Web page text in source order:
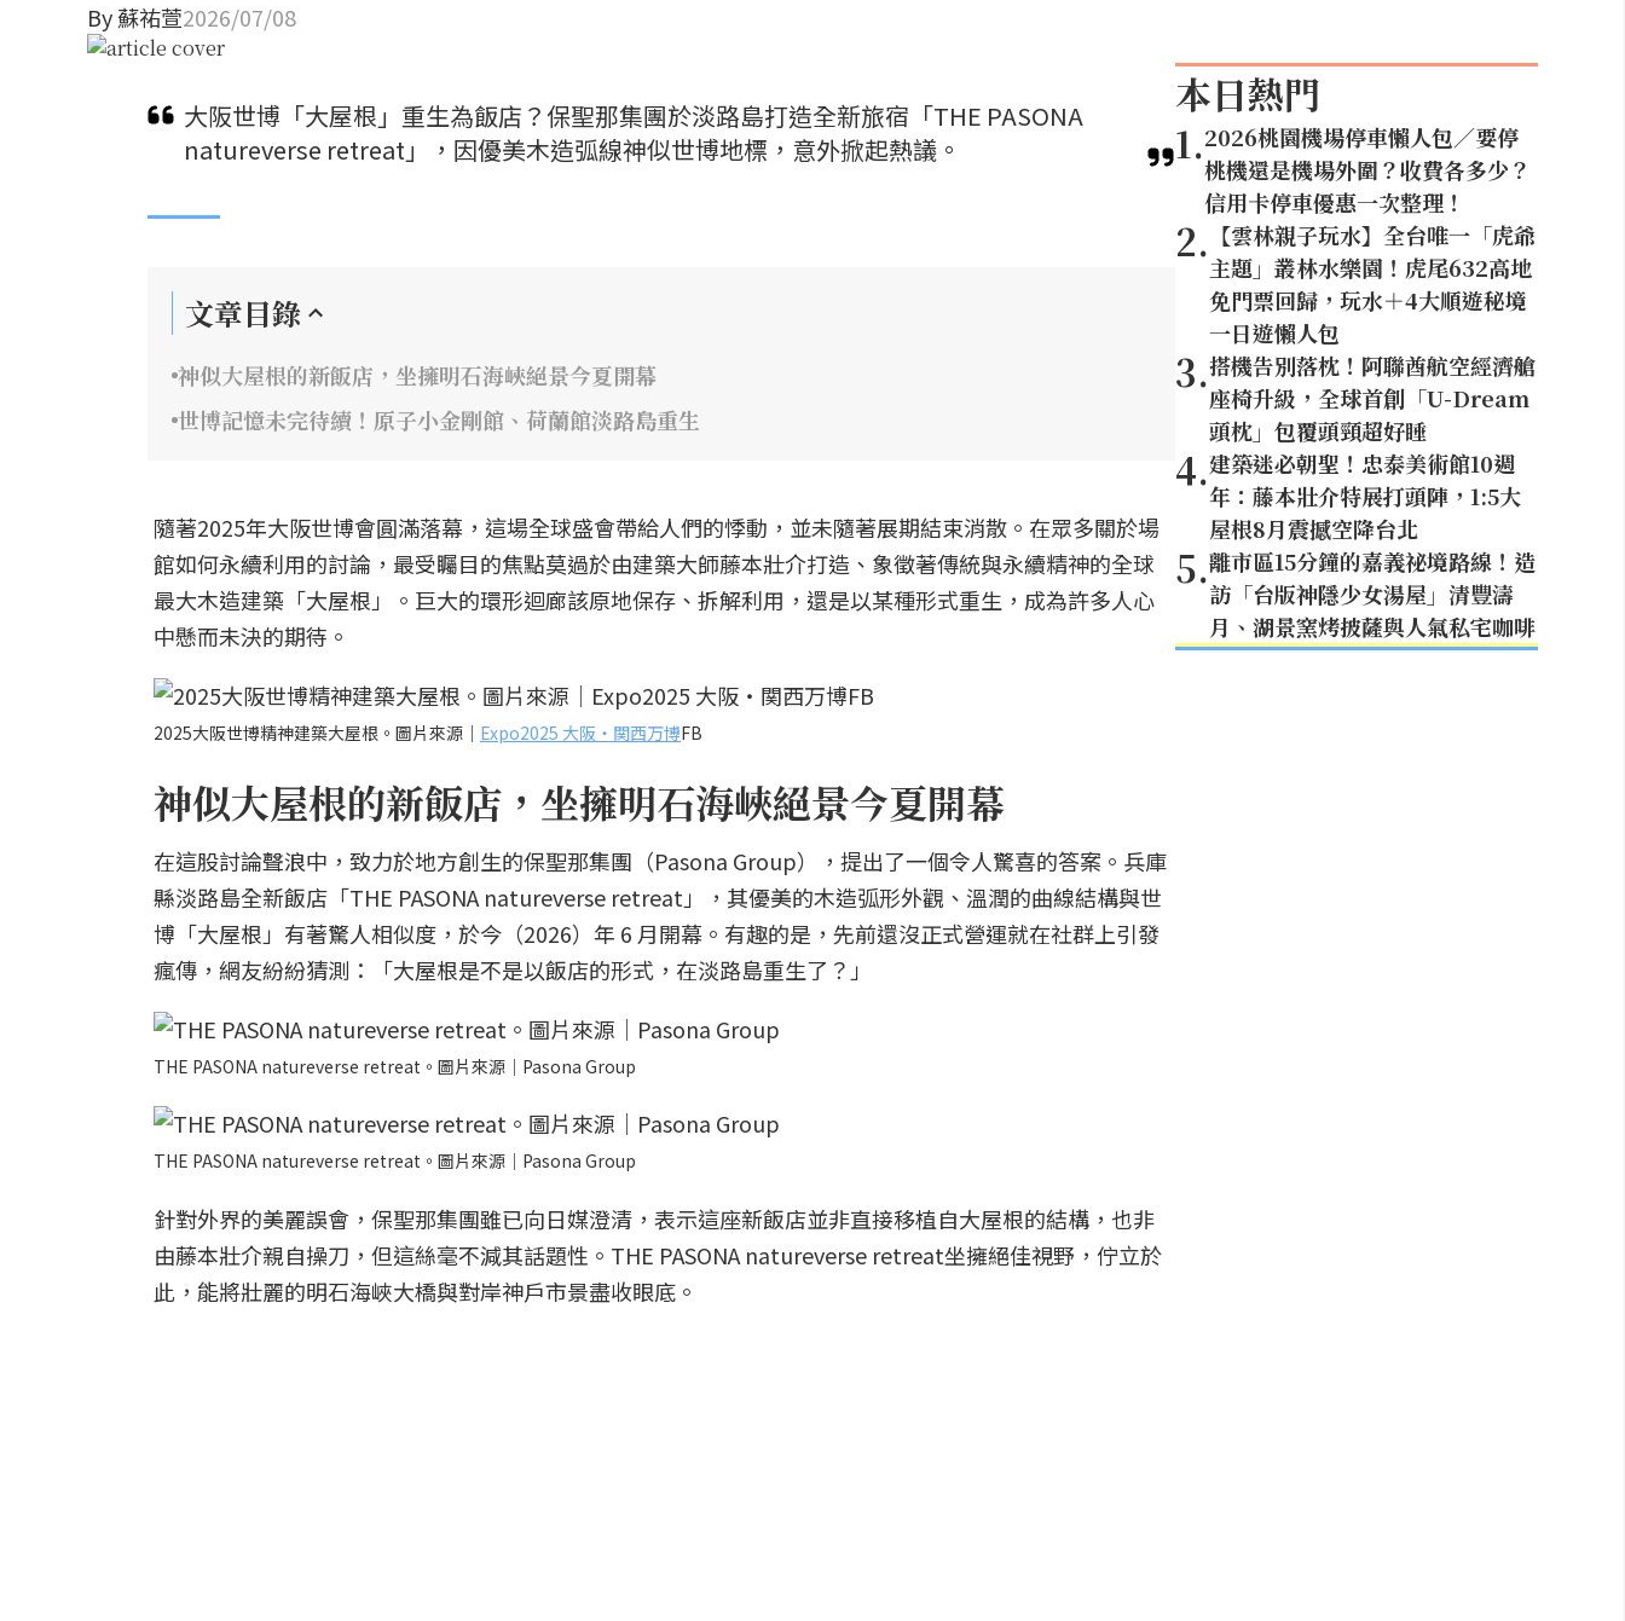
By蘇祐萱2026/07/08
大阪世博「大屋根」重生為飯店？保聖那集團於淡路島打造全新旅宿「THE PASONA
natureverse retreat」，因優美木造弧線神似世博地標，意外掀起熱議。
文章目錄
神似大屋根的新飯店，坐擁明石海峽絕景今夏開幕
世博記憶未完待續！原子小金剛館、荷蘭館淡路島重生
隨著2025年大阪世博會圓滿落幕，這場全球盛會帶給人們的悸動，並未隨著展期結束消散。在眾多關於場
館如何永續利用的討論，最受矚目的焦點莫過於由建築大師藤本壯介打造、象徵著傳統與永續精神的全球
最大木造建築「大屋根」。巨大的環形迴廊該原地保存、拆解利用，還是以某種形式重生，成為許多人心
中懸而未決的期待。
2025大阪世博精神建築大屋根。圖片來源｜ Expo2025 大阪・関西万博FB
神似大屋根的新飯店，坐擁明石海峽絕景今夏開幕
在這股討論聲浪中，致力於地方創生的保聖那集團（Pasona Group），提出了一個令人驚喜的答案。兵庫
縣淡路島全新飯店「THE PASONA natureverse retreat」，其優美的木造弧形外觀、溫潤的曲線結構與世
博「大屋根」有著驚人相似度，於今（2026）年 6 月開幕。有趣的是，先前還沒正式營運就在社群上引發
瘋傳，網友紛紛猜測：「大屋根是不是以飯店的形式，在淡路島重生了？」
THE PASONA natureverse retreat。圖片來源｜Pasona Group
THE PASONA natureverse retreat。圖片來源｜Pasona Group
針對外界的美麗誤會，保聖那集團雖已向日媒澄清，表示這座新飯店並非直接移植自大屋根的結構，也非
由藤本壯介親自操刀，但這絲毫不減其話題性。THE PASONA natureverse retreat坐擁絕佳視野，佇立於
此，能將壯麗的明石海峽大橋與對岸神戶市景盡收眼底。
本日熱門
1.2026桃園機場停車懶人包／要停
桃機還是機場外圍？收費各多少？
信用卡停車優惠一次整理！
2. 【雲林親子玩水】全台唯一「虎爺
主題」叢林水樂園！虎尾632高地
免門票回歸，玩水＋4大順遊秘境
一日遊懶人包
3.搭機告別落枕！阿聯酋航空經濟艙
座椅升級，全球首創「U-Dream
頭枕」包覆頭頸超好睡
4.建築迷必朝聖！忠泰美術館10週
年：藤本壯介特展打頭陣，1:5大
屋根8月震撼空降台北
5.離市區15分鐘的嘉義祕境路線！造
訪「台版神隱少女湯屋」清豐濤
月、湖景窯烤披薩與人氣私宅咖啡